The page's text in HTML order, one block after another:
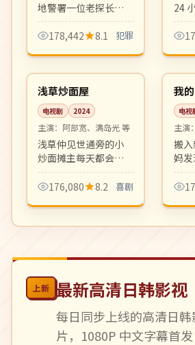
地警署一位老探长的
退休前最后一案。年
代戏复古质感、群像
犯罪剧的回归之作。
178,442 8.1 犯罪
24
来
深
解
治
之
日本
完结 10:27
浅草炒面屋
电视剧 2024
主演： 阿部宽、满岛光 等
浅草仲见世通旁的小
炒面摊主每天都会迎
来不同的食客与人生
故事。市井烟火气浓
想立刻吃一碗炒面。
176,080 8.2 喜剧
韩国
完结
我
电视
主演：
搬
妈
同
响
主
理剧
上新 最新高清日韩影视
每日同步上线的高清日韩
片，1080P 中文字幕首发